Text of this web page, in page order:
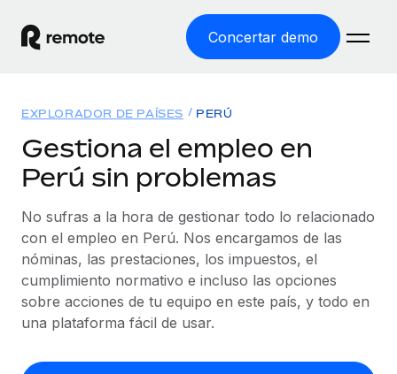
Concertar demo
EMPLEO GLOBAL
Nómina global
Gestiona las nóminas de forma sencilla y conforme a la
legalidad.
Employer of Record
Expándete en todo el mundo sin gastar en entidades.
Soluciones
COBERTURA MUNDIAL
Explorador de países
Consulta el soporte del empleo global según el país.
Explorador estatal de EE. UU.
Simplifica la contratación en todos los estados de EE.
Recursos
HERRAMIENTAS Y CALCULADORAS
Calculadora del riesgo de clasificación errónea
Consulta el riesgo de clasificación errónea por país.
Precios
EXPLORADOR DE PAÍSES PERÚ
Gestiona el empleo en
Perú sin problemas
No sufras a la hora de gestionar todo lo relacionado
con el empleo en Perú. Nos encargamos de las
nóminas, las prestaciones, los impuestos, el
cumplimiento normativo e incluso las opciones
sobre acciones de tu equipo en este país, y todo en
una plataforma fácil de usar.